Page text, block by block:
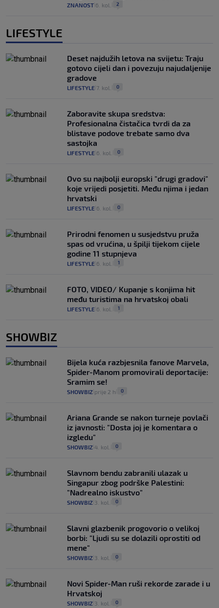
ZNANOST 6. kol. 2
LIFESTYLE
Deset najdužih letova na svijetu: Traju
gotovo cijeli dan i povezuju najudaljenije
gradove
LIFESTYLE 7. kol. 0
Zaboravite skupa sredstva:
Profesionalna čistačica tvrdi da za
blistave podove trebate samo dva
sastojka
LIFESTYLE 6. kol. 0
Ovo su najbolji europski "drugi gradovi"
koje vrijedi posjetiti. Među njima i jedan
hrvatski
LIFESTYLE 6. kol. 0
Prirodni fenomen u susjedstvu pruža
spas od vrućina, u špilji tijekom cijele
godine 11 stupnjeva
LIFESTYLE 6. kol. 1
FOTO, VIDEO/ Kupanje s konjima hit
među turistima na hrvatskoj obali
LIFESTYLE 6. kol. 1
SHOWBIZ
Bijela kuća razbjesnila fanove Marvela,
Spider-Manom promovirali deportacije:
Sramim se!
SHOWBIZ prije 2 h 0
Ariana Grande se nakon turneje povlači
iz javnosti: "Dosta joj je komentara o
izgledu"
SHOWBIZ 4. kol. 0
Slavnom bendu zabranili ulazak u
Singapur zbog podrške Palestini:
"Nadrealno iskustvo"
SHOWBIZ 3. kol. 0
Slavni glazbenik progovorio o velikoj
borbi: "Ljudi su se dolazili oprostiti od
mene"
SHOWBIZ 3. kol. 0
Novi Spider-Man ruši rekorde zarade i u
Hrvatskoj
SHOWBIZ 3. kol. 0